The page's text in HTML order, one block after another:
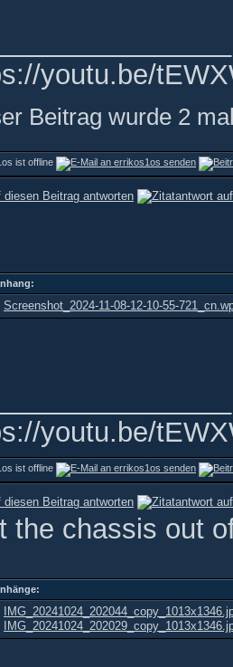
youtu.be/
Beitrag wurde 2
Screenshot_2024-11-08-12-10-55-
youtu.be/
the chassis out